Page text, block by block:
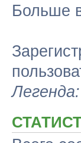
Больше